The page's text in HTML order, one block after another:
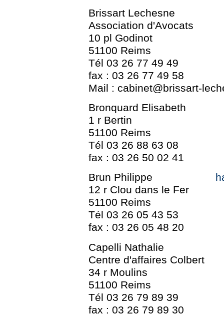
Brissart Lechesne
Association d'Avocats
10 pl Godinot
51100 Reims
Tél 03 26 77 49 49
fax : 03 26 77 49 58
Mail : cabinet@brissart-
Bronquard Elisabeth
1 r Bertin
51100 Reims
Tél 03 26 88 63 08
fax : 03 26 50 02 41
Brun Philippe
12 r Clou dans le Fer
51100 Reims
Tél 03 26 05 43 53
fax : 03 26 05 48 20
Capelli Nathalie
Centre d'affaires Colbert
34 r Moulins
51100 Reims
Tél 03 26 79 89 39
fax : 03 26 79 89 30